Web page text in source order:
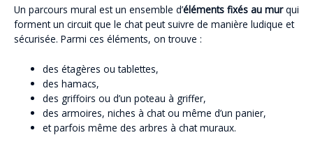
Un parcours mural est un ensemble d’éléments fixés au murqui
forment un circuit que le chat peut suivre de manière ludique et
sécurisée. Parmi ces éléments, on trouve :
des étagères ou tablettes,
des hamacs,
des griffoirs ou d’un poteau à griffer,
des armoires, niches à chat ou même d’un panier,
et parfois même des arbres à chat muraux.